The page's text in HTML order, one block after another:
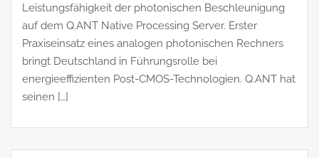
Leistungsfähigkeit der photonischen Beschleunigung
auf dem Q.ANT Native Processing Server. Erster
Praxiseinsatz eines analogen photonischen Rechners
bringt Deutschland in Führungsrolle bei
energieeffizienten Post-CMOS-Technologien. Q.ANT hat
seinen […]